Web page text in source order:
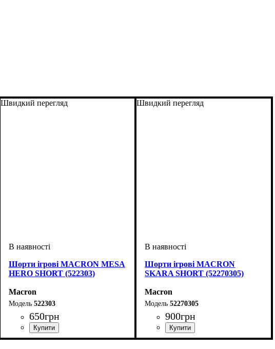
Швидкий перегляд
Шорти ігрові MACRON MESA
HERO SHORT (522303)
Macron
522303
650грн
Колір: Синій
Швидкий перегляд
Шорти ігрові MACRON
SKARA SHORT (52270305)
Macron
52270305
900грн
Колір: Синій